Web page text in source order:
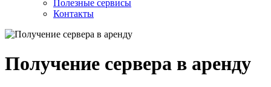
Полезные сервисы
Контакты
Получение сервера в аренду